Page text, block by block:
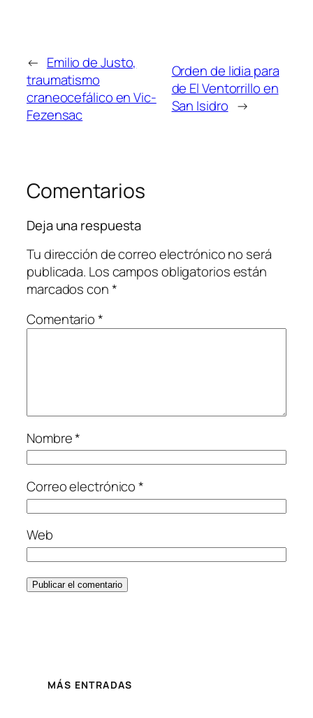
← Emilio de Justo,
traumatismo
craneocefálico en Vic-
Fezensac
Orden de lidia para
de El Ventorrillo en
San Isidro →
Comentarios
Deja una respuesta
Tu dirección de correo electrónico no será
publicada. Los campos obligatorios están
marcados con*
Comentario*
Nombre*
Correo electrónico*
Web
MÁS ENTRADAS